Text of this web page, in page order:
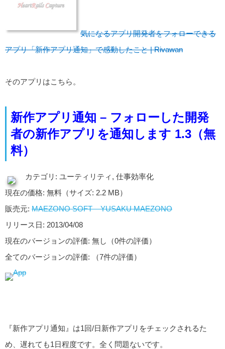
気になるアプリ開発者をフォローできる
アプリ「新作アプリ通知」で感動したこと | Rivawan
そのアプリはこちら。
新作アプリ通知 – フォローした開発
者の新作アプリを通知します 1.3（無
料）
カテゴリ: ユーティリティ, 仕事効率化
現在の価格: 無料（サイズ: 2.2 MB）
販売元: MAEZONO SOFT – YUSAKU MAEZONO
リリース日: 2013/04/08
現在のバージョンの評価: 無し（0件の評価）
全てのバージョンの評価:
（7件の評価）
『新作アプリ通知』は1回/日新作アプリをチェックされるた
め、遅れても1日程度です。全く問題ないです。